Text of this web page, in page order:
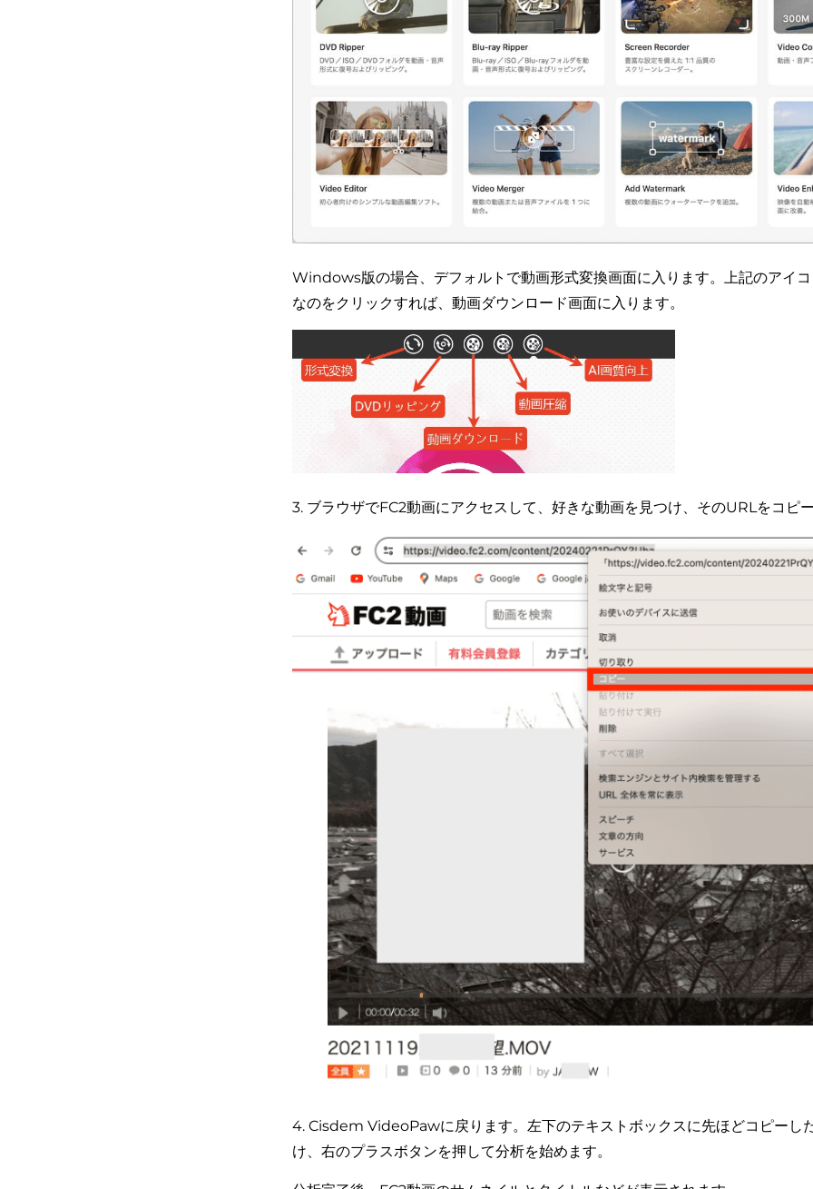
Windows版の場合、デフォルトで動画形式変換画面に入ります。上記のアイ
なのをクリックすれば、動画ダウンロード画面に入ります。
3. ブラウザでFC2動画にアクセスして、好きな動画を見つけ、そのURLをコピー
4. Cisdem VideoPawに戻ります。左下のテキストボックスに先ほどコピーし
け、右のプラスボタンを押して分析を始めます。